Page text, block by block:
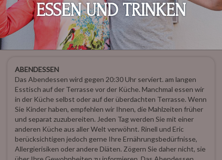
ESSEN UND TRINKEN
ABENDESSEN
Das Abendessen wird gegen 20:30 Uhr serviert. am langen
Esstisch auf der Terrasse vor der Küche. Manchmal essen wir
in der Küche selbst oder auf der überdachten Terrasse. Wenn
Sie Kinder haben, empfehlen wir Ihnen, die Mahlzeiten früher
und separat zuzubereiten. Jeden Tag werden Sie mit einer
anderen Küche aus aller Welt verwöhnt. Rinell und Eric
berücksichtigen jedoch gerne Ihre Ernährungsbedürfnisse,
Allergierisiken oder andere Diäten. Zögern Sie daher nicht, sie